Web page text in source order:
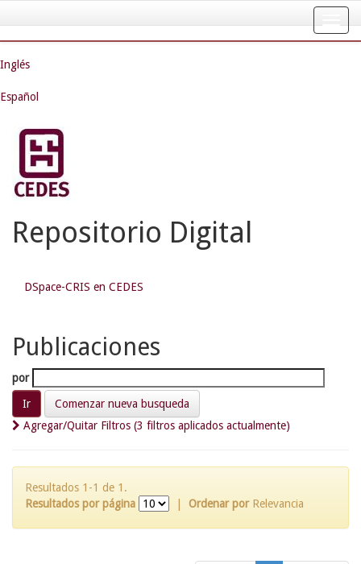
navigation
Inglés
Español
Repositorio Digital
DSpace-CRIS en CEDES
Publicaciones
por
Comenzar nueva busqueda
Agregar/Quitar Filtros (3 filtros aplicados actualmente)
Resultados 1-1 de 1.
Resultados por página
Ordenar por Relevancia